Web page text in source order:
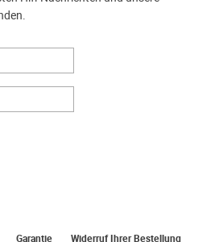
Garantie Widerruf Ihrer Bestellung